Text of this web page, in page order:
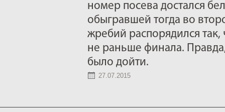
номер посева достался
обыгравшей тогда во
жребий распорядился так,
не раньше финала.
было дойти.
27.07.2015